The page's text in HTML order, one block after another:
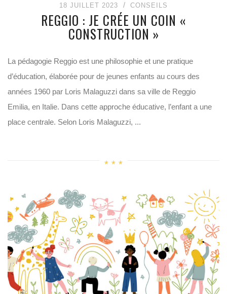
18 JUILLET 2023 CONSEILS
REGGIO : JE CRÉE UN COIN «
CONSTRUCTION »
La pédagogie Reggio est une philosophie et une pratique
d’éducation, élaborée pour de jeunes enfants au cours des
années 1960 par Loris Malaguzzi dans sa ville de Reggio
Emilia, en Italie. Dans cette approche éducative, l’enfant a une
place centrale. Selon Loris Malaguzzi, ...